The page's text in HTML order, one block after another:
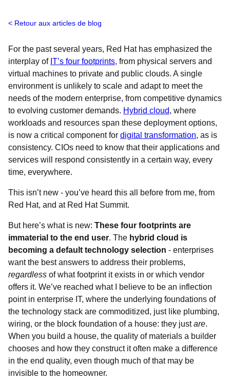
Retour aux articles de blog
For the past several years, Red Hat has emphasized the
interplay of IT’s four footprints, from physical servers and
virtual machines to private and public clouds. A single
environment is unlikely to scale and adapt to meet the
needs of the modern enterprise, from competitive dynamics
to evolving customer demands. Hybrid cloud, where
workloads and resources span these deployment options,
is now a critical component for digital transformation, as is
consistency. CIOs need to know that their applications and
services will respond consistently in a certain way, every
time, everywhere.
This isn’t new - you’ve heard this all before from me, from
Red Hat, and at Red Hat Summit.
But here’s what is new: These four footprints are
immaterial to the end user. The hybrid cloud is
becoming a default technology selection - enterprises
want the best answers to address their problems,
regardless of what footprint it exists in or which vendor
offers it. We’ve reached what I believe to be an inflection
point in enterprise IT, where the underlying foundations of
the technology stack are commoditized, just like plumbing,
wiring, or the block foundation of a house: they justare.
When you build a house, the quality of materials a builder
chooses and how they construct it often make a difference
in the end quality, even though much of that may be
invisible to the homeowner.